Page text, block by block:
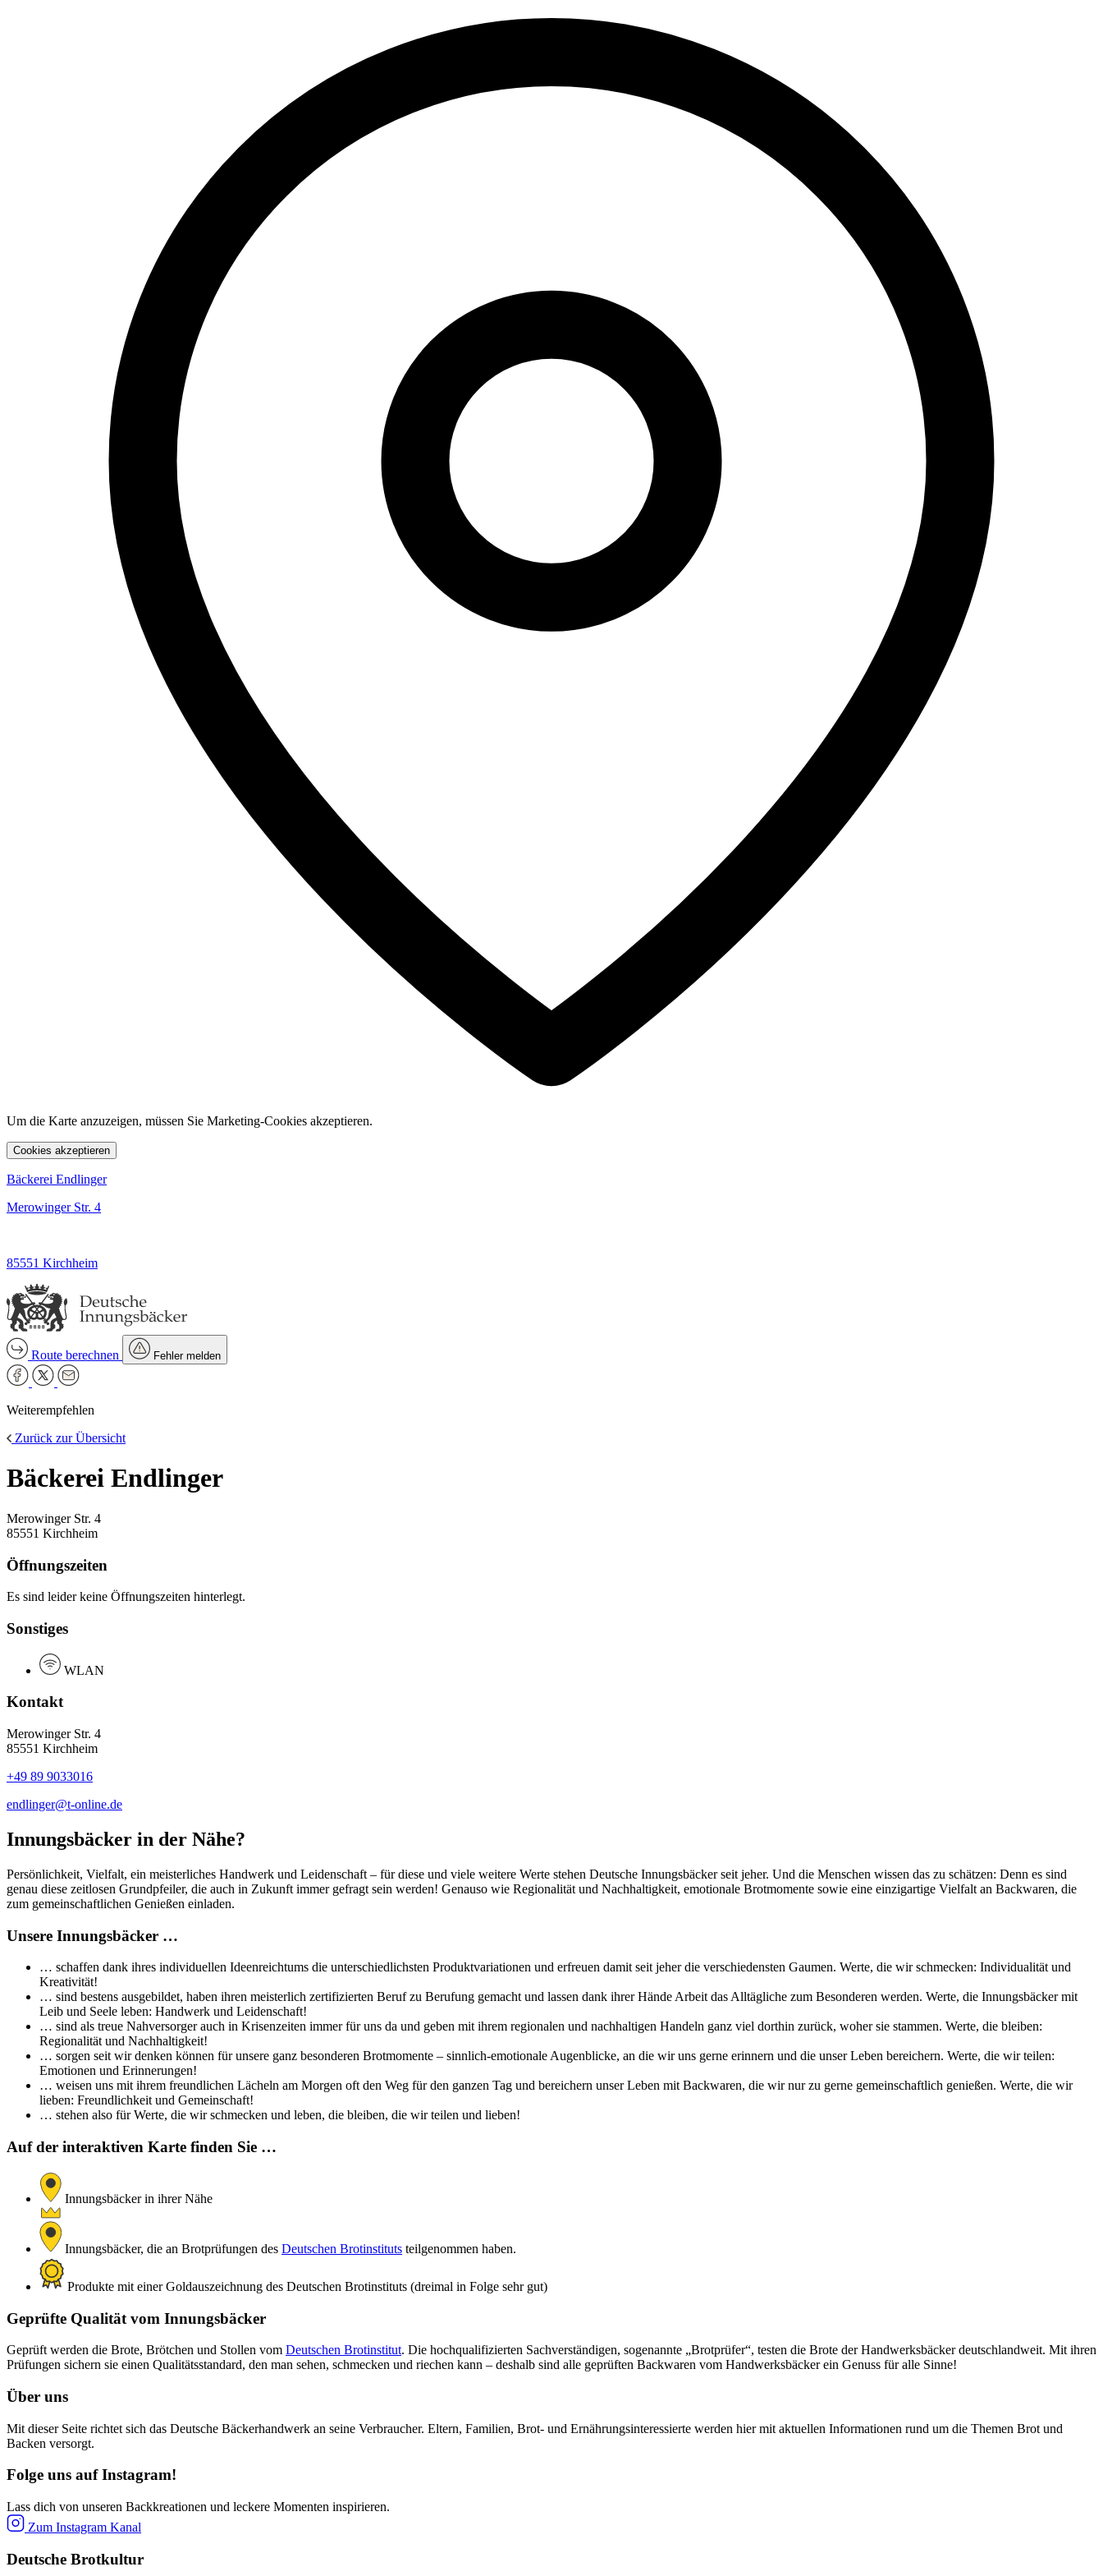
Um die Karte anzuzeigen, müssen Sie Marketing-Cookies akzeptieren.
Cookies akzeptieren
Bäckerei Endlinger
Merowinger Str. 4
85551 Kirchheim
Route berechnen Fehler melden
Weiterempfehlen
Zurück zur Übersicht
Bäckerei Endlinger
Merowinger Str. 4
85551 Kirchheim
Öffnungszeiten
Es sind leider keine Öffnungszeiten hinterlegt.
Sonstiges
WLAN
Kontakt
Merowinger Str. 4
85551 Kirchheim
+49 89 9033016
endlinger@t-online.de
Innungsbäcker in der Nähe?
Persönlichkeit, Vielfalt, ein meisterliches Handwerk und Leidenschaft – für diese und viele weitere Werte stehen Deutsche Innungsbäcker seit jeher. Und die Menschen wissen das zu schätzen: Denn es sind
genau diese zeitlosen Grundpfeiler, die auch in Zukunft immer gefragt sein werden! Genauso wie Regionalität und Nachhaltigkeit, emotionale Brotmomente sowie eine einzigartige Vielfalt an Backwaren, die
zum gemeinschaftlichen Genießen einladen.
Unsere Innungsbäcker …
… schaffen dank ihres individuellen Ideenreichtums die unterschiedlichsten Produktvariationen und erfreuen damit seit jeher die verschiedensten Gaumen. Werte, die wir schmecken: Individualität und
Kreativität!
… sind bestens ausgebildet, haben ihren meisterlich zertifizierten Beruf zu Berufung gemacht und lassen dank ihrer Hände Arbeit das Alltägliche zum Besonderen werden. Werte, die Innungsbäcker mit
Leib und Seele leben: Handwerk und Leidenschaft!
… sind als treue Nahversorger auch in Krisenzeiten immer für uns da und geben mit ihrem regionalen und nachhaltigen Handeln ganz viel dorthin zurück, woher sie stammen. Werte, die bleiben:
Regionalität und Nachhaltigkeit!
… sorgen seit wir denken können für unsere ganz besonderen Brotmomente – sinnlich-emotionale Augenblicke, an die wir uns gerne erinnern und die unser Leben bereichern. Werte, die wir teilen:
Emotionen und Erinnerungen!
… weisen uns mit ihrem freundlichen Lächeln am Morgen oft den Weg für den ganzen Tag und bereichern unser Leben mit Backwaren, die wir nur zu gerne gemeinschaftlich genießen. Werte, die wir
lieben: Freundlichkeit und Gemeinschaft!
… stehen also für Werte, die wir schmecken und leben, die bleiben, die wir teilen und lieben!
Auf der interaktiven Karte finden Sie …
Innungsbäcker in ihrer Nähe
Innungsbäcker, die an Brotprüfungen des Deutschen Brotinstituts teilgenommen haben.
Produkte mit einer Goldauszeichnung des Deutschen Brotinstituts (dreimal in Folge sehr gut)
Geprüfte Qualität vom Innungsbäcker
Geprüft werden die Brote, Brötchen und Stollen vom Deutschen Brotinstitut. Die hochqualifizierten Sachverständigen, sogenannte „Brotprüfer“, testen die Brote der Handwerksbäcker deutschlandweit. Mit ihren
Prüfungen sichern sie einen Qualitätsstandard, den man sehen, schmecken und riechen kann – deshalb sind alle geprüften Backwaren vom Handwerksbäcker ein Genuss für alle Sinne!
Über uns
Mit dieser Seite richtet sich das Deutsche Bäckerhandwerk an seine Verbraucher. Eltern, Familien, Brot- und Ernährungsinteressierte werden hier mit aktuellen Informationen rund um die Themen Brot und
Backen versorgt.
Folge uns auf Instagram!
Lass dich von unseren Backkreationen und leckere Momenten inspirieren.
Zum Instagram Kanal
Deutsche Brotkultur